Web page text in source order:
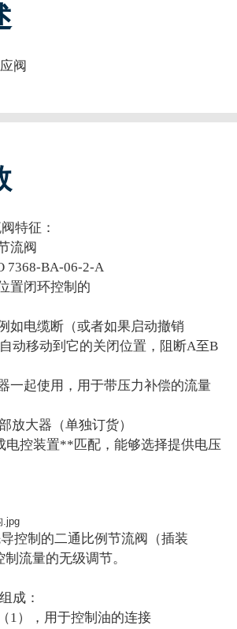
阀
特征：
流阀
7368-BA-06-2-A
置闭环控制的
如电缆断（或者如果启动撤销
动移动到它的关闭位置，阻断A至B
一起使用，用于带压力补偿的流量
放大器（单独订货）
电控装置**匹配，能够选择提供电压
控制的二通比例节流阀（插装
流量的无级调节。
成：
1），用于控制油的连接